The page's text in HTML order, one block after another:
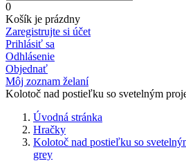
0
Košík je prázdny
Zaregistrujte si účet
Prihlásiť sa
Odhlásenie
Objednať
Môj zoznam želaní
Kolotoč nad postieľku so svetelným
Úvodná stránka
Hračky
Kolotoč nad postieľku so
grey